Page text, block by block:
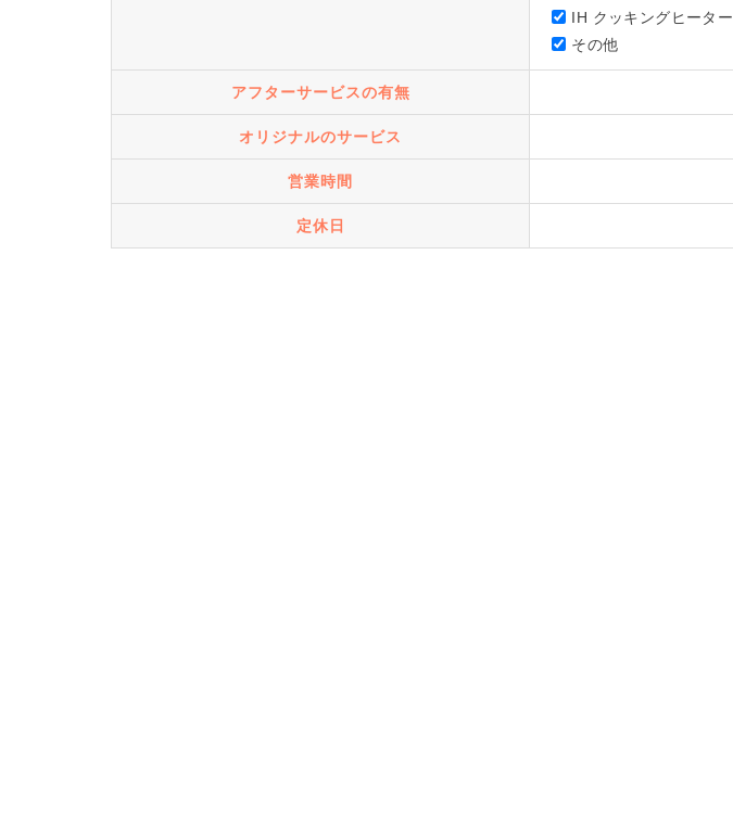
IH クッキングヒーター
その他
アフターサービスの有無
オリジナルのサービス
営業時間
定休日